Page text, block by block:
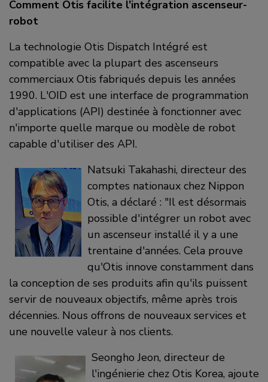
Comment Otis facilite l'intégration ascenseur-
robot
La technologie Otis Dispatch Intégré est
compatible avec la plupart des ascenseurs
commerciaux Otis fabriqués depuis les années
1990. L'OID est une interface de programmation
d'applications (API) destinée à fonctionner avec
n'importe quelle marque ou modèle de robot
capable d'utiliser des API.
Natsuki Takahashi, directeur des
comptes nationaux chez Nippon
Otis, a déclaré : "Il est désormais
possible d'intégrer un robot avec
un ascenseur installé il y a une
trentaine d'années. Cela prouve
qu'Otis innove constamment dans
la conception de ses produits afin qu'ils puissent
servir de nouveaux objectifs, même après trois
décennies. Nous offrons de nouveaux services et
une nouvelle valeur à nos clients.
Seongho Jeon, directeur de
l'ingénierie chez Otis Korea, ajoute